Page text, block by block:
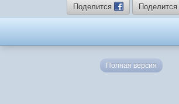
Поделится Поделится
Полная версия